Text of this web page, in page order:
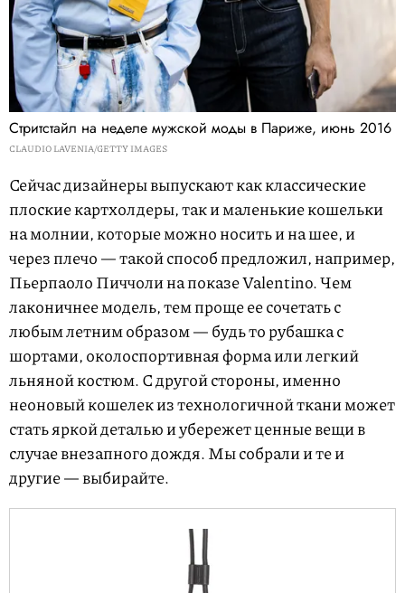
Стритстайл на неделе мужской моды в Париже, июнь 2016
CLAUDIO LAVENIA/GETTY IMAGES
Сейчас дизайнеры выпускают как классические
плоские картхолдеры, так и маленькие кошельки
на молнии, которые можно носить и на шее, и
через плечо — такой способ предложил, например,
Пьерпаоло Пиччоли на показе Valentino. Чем
лаконичнее модель, тем проще ее сочетать с
любым летним образом — будь то рубашка с
шортами, околоспортивная форма или легкий
льняной костюм. С другой стороны, именно
неоновый кошелек из технологичной ткани может
стать яркой деталью и убережет ценные вещи в
случае внезапного дождя. Мы собрали и те и
другие — выбирайте.